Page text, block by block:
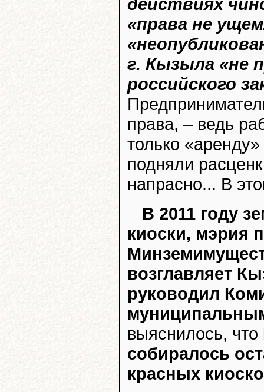
«права не
г. Кызыла «не
российского
права, – ведь
только
подняли
напрасно... В
В 2011 году
киоски, мэрия
возглавляет
руководил
выяснилось, что
собиралось
красных